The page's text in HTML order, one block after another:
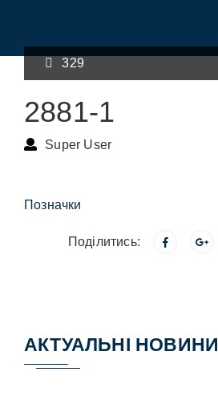
329
2881-1
Super User
Позначки
Поділитись:
АКТУАЛЬНІ НОВИНИ